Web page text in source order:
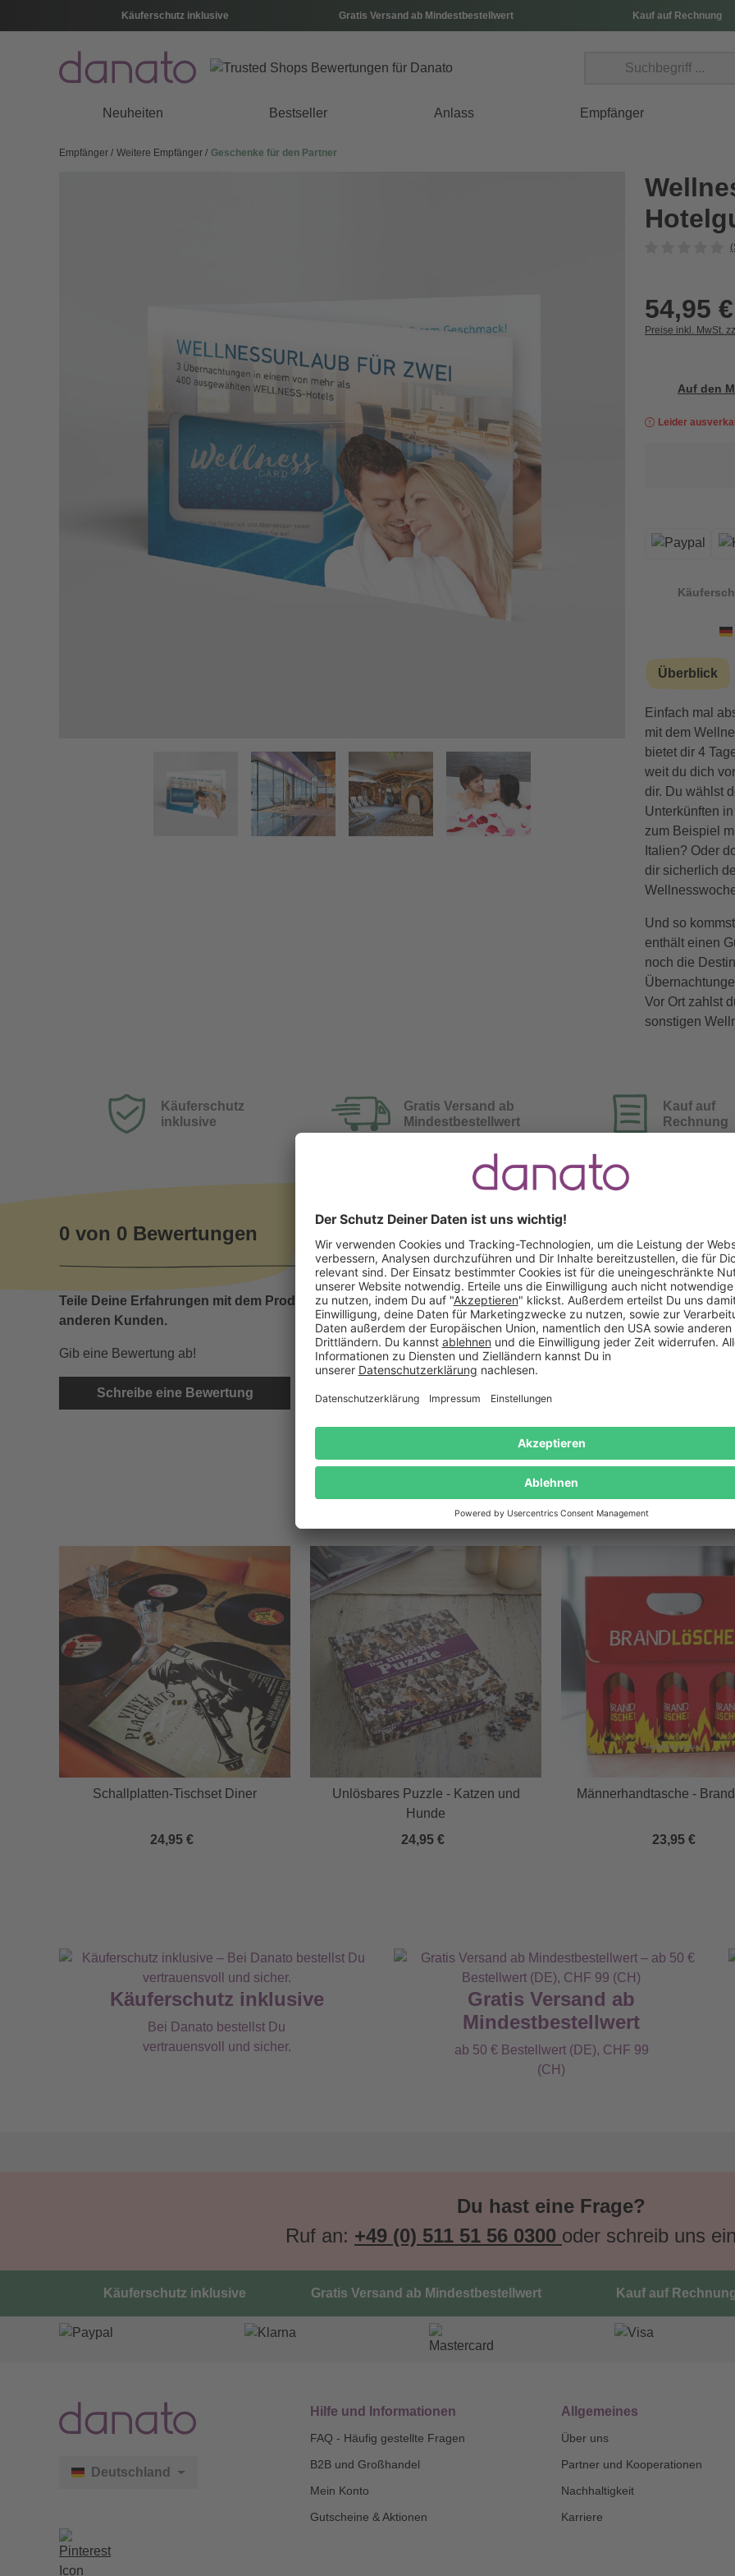
Käuferschutz inklusive Gratis Versand ab Mindestbestellwert Kauf auf Rechnung
Neuheiten Bestseller Anlass Empfänger
Empfänger Weitere Empfänger Geschenke für den Partner
54,95 €
Preise inkl. MwSt.
Auf den
Leider
Überblick
Einfach mal
mit dem
bietet dir 4
weit du dich
dir. Du wählst
Unterkünften
zum Beispiel
Italien? Oder
dir sicherlich
Und so
enthält einen
noch die
Vor Ort zahlst
sonstigen
Käuferschutz
inklusive
Gratis Versand ab
Mindestbestellwert
Kauf auf
Rechnung
0 von 0 Bewertungen
Teile Deine Erfahrungen mit dem Produkt mit
anderen Kunden.
Gib eine Bewertung ab!
Schreibe eine Bewertung
Das sagen unsere Kunden
Keine Bewertungen gefunden. Lass uns wissen,
Wird oft zusammen gekauft
Schallplatten-Tischset Diner
24,95 €
Unlösbares Puzzle - Katzen und
Hunde
24,95 €
Männerhandtasche -
23,95 €
Käuferschutz inklusive
Bei Danato bestellst Du
vertrauensvoll und sicher.
Gratis Versand ab
Mindestbestellwert
ab 50 € Bestellwert (DE), CHF 99
(CH)
Du hast eine Frage?
Ruf an: +49 (0) 511 51 56 0300 oder schreib uns
Käuferschutz inklusive Gratis Versand ab Mindestbestellwert Kauf auf
Deutschland
Hilfe und Informationen
FAQ - Häufig gestellte Fragen
B2B und Großhandel
Mein Konto
Gutscheine & Aktionen
Allgemeines
Über uns
Partner und Kooperationen
Nachhaltigkeit
Karriere